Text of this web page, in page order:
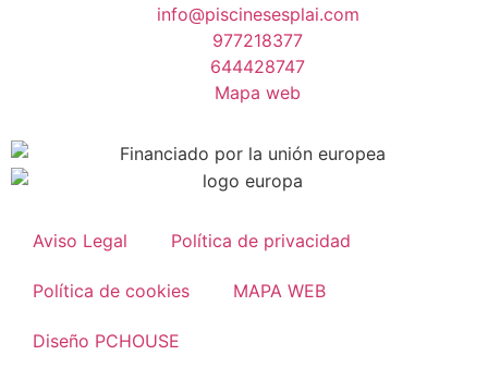
info@piscinesesplai.com
977218377
644428747
Mapa web
Aviso Legal Política de privacidad
Política de cookies MAPA WEB
Diseño PCHOUSE